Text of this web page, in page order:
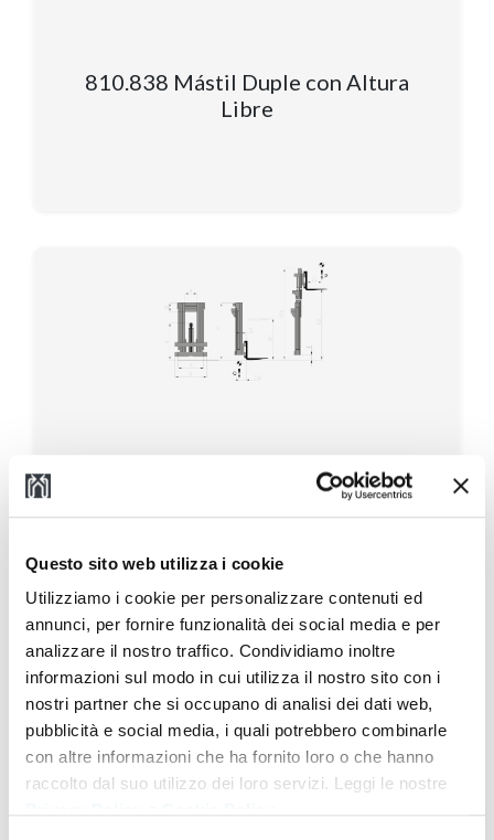
Questo sito web utilizza i cookie
Utilizziamo i cookie per personalizzare contenuti ed
annunci, per fornire funzionalità dei social media e per
analizzare il nostro traffico. Condividiamo inoltre
informazioni sul modo in cui utilizza il nostro sito con i
nostri partner che si occupano di analisi dei dati web,
pubblicità e social media, i quali potrebbero combinarle
con altre informazioni che ha fornito loro o che hanno
raccolto dal suo utilizzo dei loro servizi. Leggi le nostre
810.838 Mástil Duple con Altura
Libre
808.809 Mástil Triple con Altura
Libre